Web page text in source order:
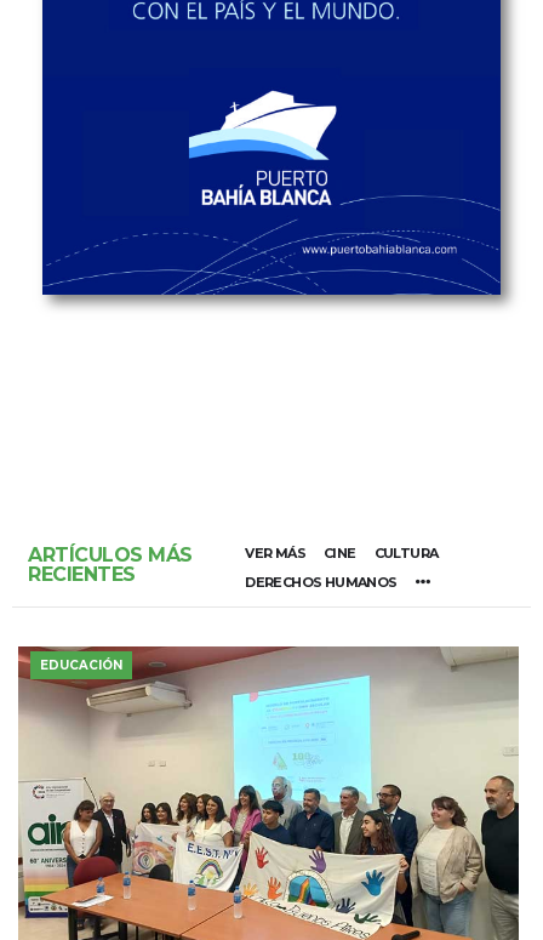
ARTÍCULOS MÁS
RECIENTES
VER MÁS CINE
CULTURA
DERECHOS HUMANOS
EDUCACIÓN